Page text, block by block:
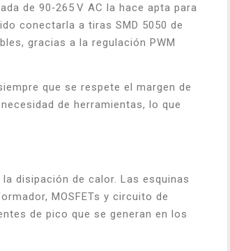
de 90‑265 V AC la hace apta para
conectarla a tiras SMD 5050 de
gracias a la regulación PWM
que se respete el margen de
de herramientas, lo que
disipación de calor. Las esquinas
MOSFETs y circuito de
de pico que se generan en los